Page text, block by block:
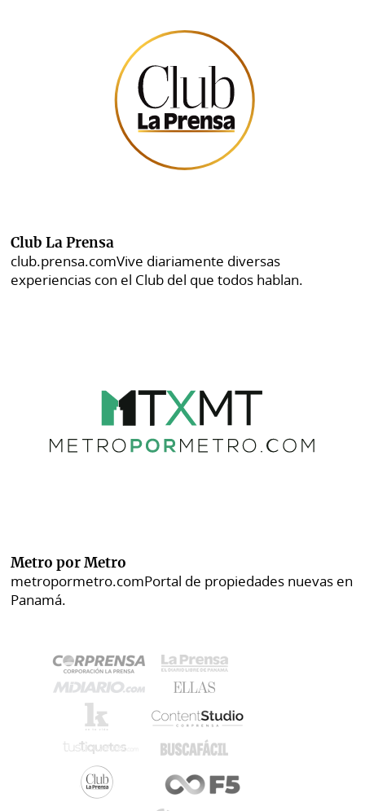
Club La Prensa
club.prensa.comVive diariamente diversas
experiencias con el Club del que todos hablan.
Metro por Metro
metropormetro.comPortal de propiedades nuevas en
Panamá.